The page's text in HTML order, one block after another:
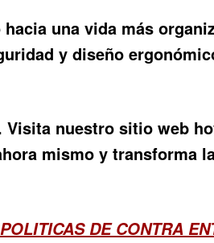
una vida más
y diseño
nuestro sitio web
mismo y transforma
DE CONTRA